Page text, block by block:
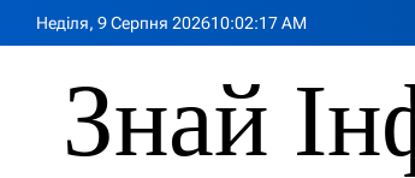
Неділя, 9 Серпня 202610:02:19AM
Знай